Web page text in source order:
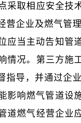
采取相应安全技
营企业及燃气管
当主动告知管
情况。第三方施
指导，并通过企
响燃气管道设
道燃气经营企业